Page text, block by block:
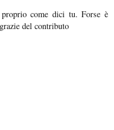
proprio come dici tu. Forse è
del contributo